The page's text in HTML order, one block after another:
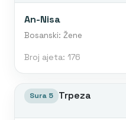
An-Nisa
Bosanski: Žene
Broj ajeta: 176
Sura 5 Trpeza